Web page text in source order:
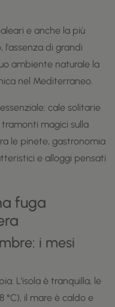
e anche la più
l'assenza di grandi
ambiente naturale la
nel Mediterraneo.
cale solitarie
magici sulla
le pinete, gastronomia
e alloggi pensati
fuga
i mesi
L'isola è tranquilla, le
il mare è caldo e